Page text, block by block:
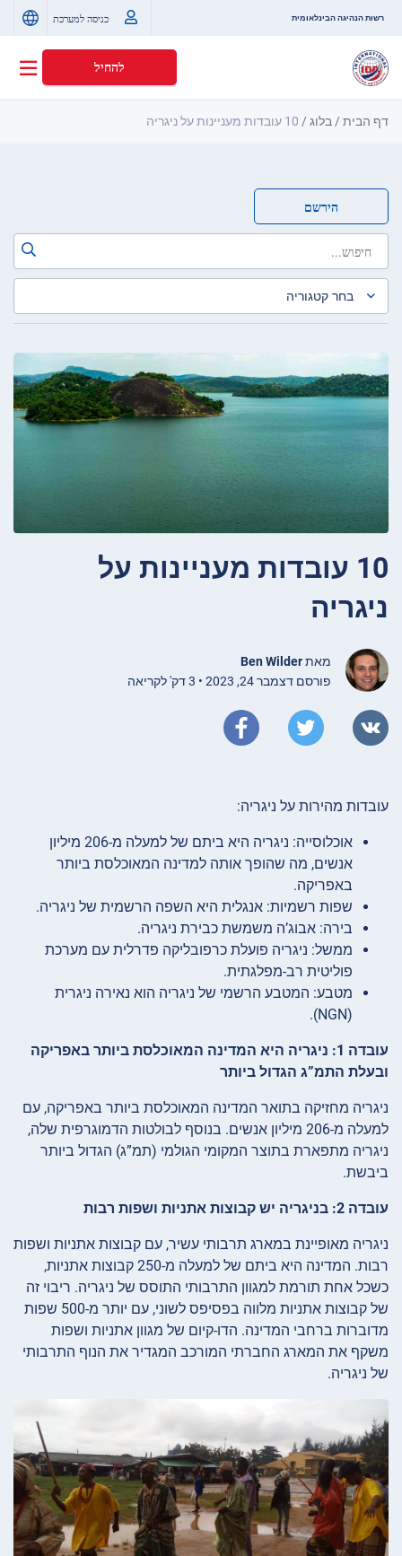
רשות הנהיגה הבינלאומית כניסה למערכת
להחיל
דף הבית/ בלוג/ 10 עובדות מעניינות על ניגריה
הירשם
10 עובדות מעניינות על
ניגריה
מאתBen Wilder
פורסם דצמבר 24, 2023 • 3 דק' לקריאה
עובדות מהירות על ניגריה:
אוכלוסייה: ניגריה היא ביתם של למעלה מ-206 מיליון
אנשים, מה שהופך אותה למדינה המאוכלסת ביותר
באפריקה.
שפות רשמיות: אנגלית היא השפה הרשמית של ניגריה.
בירה: אבוג’ה משמשת כבירת ניגריה.
ממשל: ניגריה פועלת כרפובליקה פדרלית עם מערכת
פוליטית רב-מפלגתית.
מטבע: המטבע הרשמי של ניגריה הוא נאירה ניגרית
(NGN).
עובדה 1: ניגריה היא המדינה המאוכלסת ביותר באפריקה
ובעלת התמ”ג הגדול ביותר
ניגריה מחזיקה בתואר המדינה המאוכלסת ביותר באפריקה, עם
למעלה מ-206 מיליון אנשים. בנוסף לבולטות הדמוגרפית שלה,
ניגריה מתפארת בתוצר המקומי הגולמי (תמ”ג) הגדול ביותר
ביבשת.
עובדה 2: בניגריה יש קבוצות אתניות ושפות רבות
ניגריה מאופיינת במארג תרבותי עשיר, עם קבוצות אתניות ושפות
רבות. המדינה היא ביתם של למעלה מ-250 קבוצות אתניות,
כשכל אחת תורמת למגוון התרבותי התוסס של ניגריה. ריבוי זה
של קבוצות אתניות מלווה בפסיפס לשוני, עם יותר מ-500 שפות
מדוברות ברחבי המדינה. הדו-קיום של מגוון אתניות ושפות
משקף את המארג החברתי המורכב המגדיר את הנוף התרבותי
של ניגריה.